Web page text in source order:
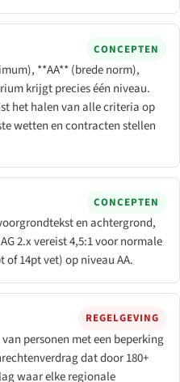
CONCEPTEN
**AA** (brede norm),
krijgt precies één niveau.
het halen van alle criteria op
wetten en contracten stellen
CONCEPTEN
en achtergrond,
2.x vereist 4,5:1 voor normale
14pt vet) op niveau AA.
REGELGEVING
personen met een beperking
dat door 180+
waar elke regionale